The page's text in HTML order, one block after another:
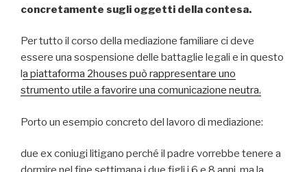
concretamente sugli oggetti della contesa.
Per tutto il corso della mediazione familiare ci deve
essere una sospensione delle battaglie legali e in questo
la piattaforma 2houses può rappresentare uno
strumento utile a favorire una comunicazione neutra.
Porto un esempio concreto del lavoro di mediazione:
due ex coniugi litigano perché il padre vorrebbe tenere a